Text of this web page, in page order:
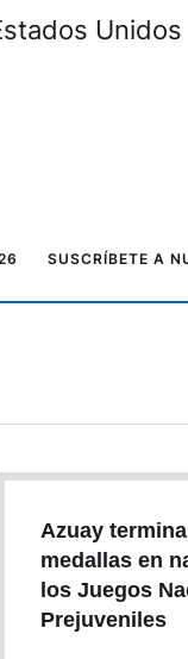
Unidos
SUSCRÍBETE A
Azuay
medallas en
los Juegos
Prejuveniles